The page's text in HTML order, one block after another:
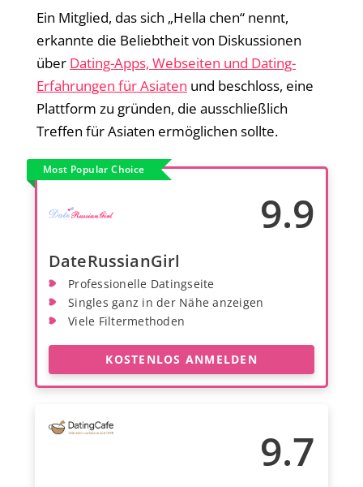
Ein Mitglied, das sich „Hella chen“ nennt,
erkannte die Beliebtheit von Diskussionen
über Dating-Apps, Webseiten und Dating-
Erfahrungen für Asiaten und beschloss, eine
Plattform zu gründen, die ausschließlich
Treffen für Asiaten ermöglichen sollte.
Most Popular Choice
9.9
DateRussianGirl
Professionelle Datingseite
Singles ganz in der Nähe anzeigen
Viele Filtermethoden
KOSTENLOS ANMELDEN
9.7